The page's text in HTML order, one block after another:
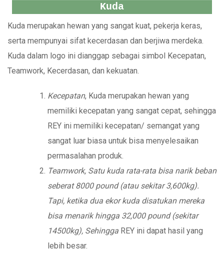
Kuda
Kuda merupakan hewan yang sangat kuat, pekerja keras,
serta mempunyai sifat kecerdasan dan berjiwa merdeka.
Kuda dalam logo ini dianggap sebagai simbol Kecepatan,
Teamwork, Kecerdasan, dan kekuatan.
Kecepatan, Kuda merupakan hewan yang
memiliki kecepatan yang sangat cepat, sehingga
REY ini memiliki kecepatan/ semangat yang
sangat luar biasa untuk bisa menyelesaikan
permasalahan produk.
Teamwork, Satu kuda rata-rata bisa narik beban
seberat 8000 pound (atau sekitar 3,600kg).
Tapi, ketika dua ekor kuda disatukan mereka
bisa menarik hingga 32,000 pound (sekitar
14500kg), Sehingga REY ini dapat hasil yang
lebih besar.